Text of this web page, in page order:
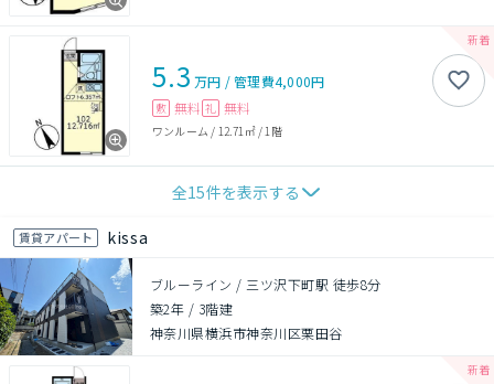
5.3 万円 /管理費4,000円
敷 無料 礼 無料
ワンルーム / 12.71㎡/ 1階
全15件を表示する
賃貸アパート kissa
ブルーライン / 三ツ沢下町駅 徒歩8分
築2年 / 3階建
神奈川県横浜市神奈川区栗田谷